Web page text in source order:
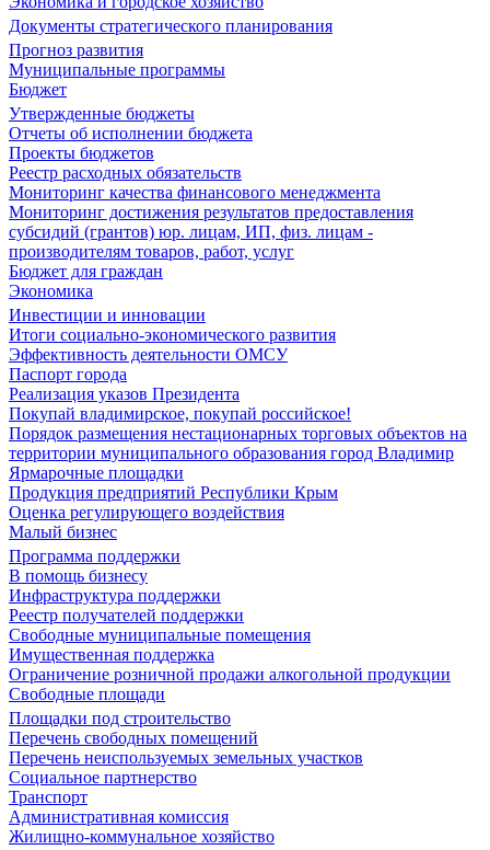
Документы стратегического планирования
Прогноз развития
Муниципальные программы
Бюджет
Утвержденные бюджеты
Отчеты об исполнении бюджета
Проекты бюджетов
Реестр расходных обязательств
Мониторинг качества финансового менеджмента
Мониторинг достижения результатов предоставления
субсидий (грантов) юр. лицам, ИП, физ. лицам -
производителям товаров, работ, услуг
Бюджет для граждан
Экономика
Инвестиции и инновации
Итоги социально-экономического развития
Эффективность деятельности ОМСУ
Паспорт города
Реализация указов Президента
Покупай владимирское, покупай российское!
Порядок размещения нестационарных торговых объектов на
территории муниципального образования город Владимир
Ярмарочные площадки
Продукция предприятий Республики Крым
Оценка регулирующего воздействия
Малый бизнес
Программа поддержки
В помощь бизнесу
Инфраструктура поддержки
Реестр получателей поддержки
Свободные муниципальные помещения
Имущественная поддержка
Ограничение розничной продажи алкогольной продукции
Свободные площади
Площадки под строительство
Перечень свободных помещений
Перечень неиспользуемых земельных участков
Социальное партнерство
Транспорт
Административная комиссия
Жилищно-коммунальное хозяйство